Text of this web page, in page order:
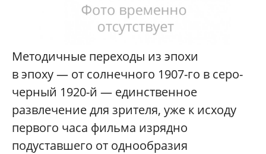
Методичные переходы из эпохи
в эпоху — от солнечного 1907-го в серо-
черный 1920-й — единственное
развлечение для зрителя, уже к исходу
первого часа фильма изрядно
подуставшего от однообразия